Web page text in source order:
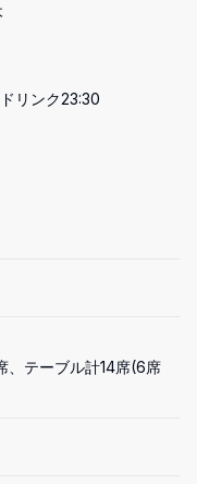
リンク23:30
、テーブル計14席(6席